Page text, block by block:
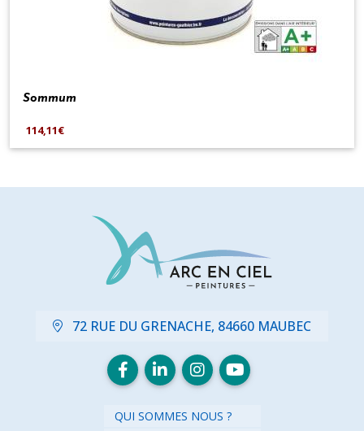
Sommum
114,11€
72 RUE DU GRENACHE, 84660 MAUBEC
QUI SOMMES NOUS ?